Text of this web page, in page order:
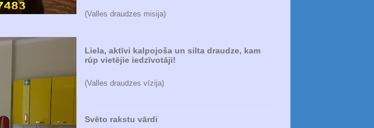
(Valles draudzes misija)
Liela, aktīvi kalpojoša un silta draudze, kam
rūp vietējie iedzīvotāji!
(Valles draudzes vīzija)
Svēto rakstu vārdi